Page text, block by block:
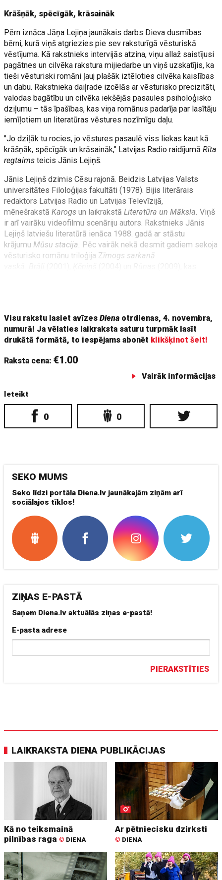
Krāšņāk, spēcīgāk, krāsaināk
Pērn iznāca Jāņa Lejiņa jaunākais darbs Dieva dusmības
bērni, kurā viņš atgriezies pie sev raksturīgā vēsturiskā
vēstījuma. Kā rakstnieks intervijās atzina, viņu allaž saistījusi
pagātnes un cilvēka rakstura mijiedarbe un viņš uzskatījis, ka
tieši vēsturiski romāni ļauj plašāk iztēloties cilvēka kaislības
un dabu. Rakstnieka daiļrade izcēlās ar vēsturisko precizitāti,
valodas bagātību un cilvēka iekšējās pasaules psiholoģisko
dziļumu – tās īpašības, kas viņa romānus padarīja par lasītāju
iemīļotiem un literatūras vēstures nozīmīgu daļu.
"Jo dziļāk tu rocies, jo vēstures pasaulē viss liekas kaut kā
krāšņāk, spēcīgāk un krāsaināk," Latvijas Radio raidījumāRīta
regtaimsteicis Jānis Lejiņš.
Jānis Lejiņš dzimis Cēsu rajonā. Beidzis Latvijas Valsts
universitātes Filoloģijas fakultāti (1978). Bijis literārais
redaktors Latvijas Radio un Latvijas Televīzijā,
mēnešrakstāKarogsun laikrakstāLiteratūra un Māksla.Viņš
ir arī vairāku videofilmu scenāriju autors. Rakstnieks Jānis
Lejiņš latviešu literatūrā ienāca 1988. gadā ar stāstu
krājumuMūsu stacija. Pēc vairāk nekā desmit gadiem sekoja
vēsturisko romānu triloģija Zīmogs sarkanā
Visu rakstu lasiet avīzesDiena otrdienas, 4. novembra,
numurā! Ja vēlaties laikraksta saturu turpmāk lasīt
drukātā formātā, to iespējams abonēt klikšķinot šeit!
Raksta cena:€1.00
Vairāk informācijas
Ieteikt
0 0
SEKO MUMS
Seko līdzi portāla Diena.lv jaunākajām ziņām arī
sociālajos tīklos!
ZIŅAS E-PASTĀ
Saņem Diena.lv aktuālās ziņas e-pastā!
E-pasta adrese
PIERAKSTĪTIES
LAIKRAKSTA DIENA PUBLIKĀCIJAS
Kā no teiksmainā
pilnības raga © DIENA
Ar pētniecisku dzirksti
© DIENA